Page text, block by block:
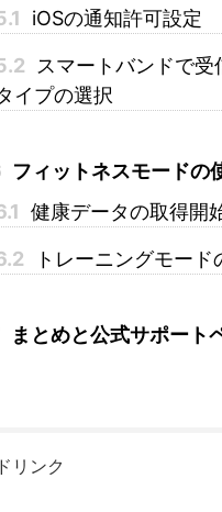
iOSの通知許可設定
スマートバンドで受
イプの選択
フィットネスモードの
健康データの取得開
トレーニングモード
まとめと公式サポート
リンク